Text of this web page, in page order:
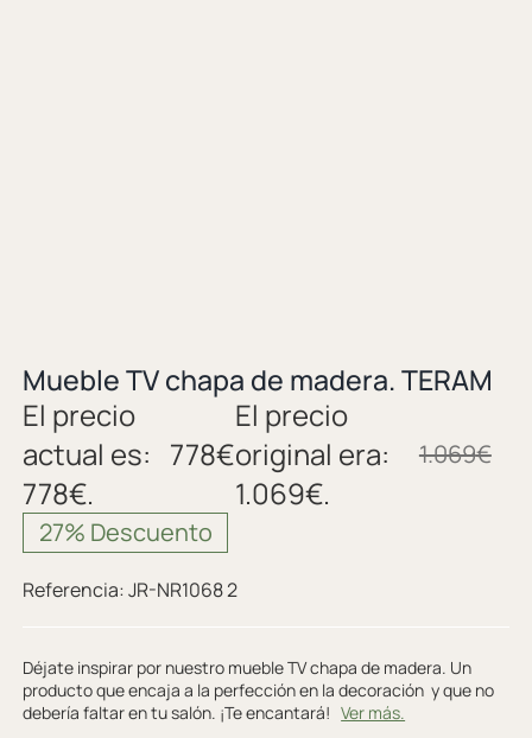
Mueble TV chapa de madera. TERAM
1.069€
El precio
original era:
1.069€.
778€
El precio
actual es:
778€.
27% Descuento
Referencia:JR-NR1068 2
Déjate inspirar por nuestro mueble TV chapa de madera. Un
producto que encaja a la perfección en la decoración y que no
debería faltar en tu salón. ¡Te encantará!Ver más.